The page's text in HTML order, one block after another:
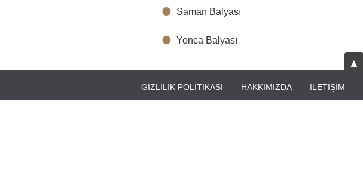
Saman Balyası
Yonca Balyası
▲
GIZLILIK POLITIKASI HAKKIMIZDA İLETIŞIM